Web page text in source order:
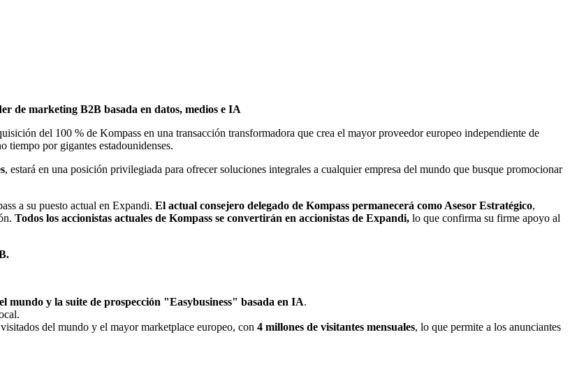
de marketing B2B basada en datos, medios e IA
del 100 % de Kompass en una transacción transformadora que crea el mayor proveedor europeo independiente de
tiempo por gigantes estadounidenses.
, estará en una posición privilegiada para ofrecer soluciones integrales a cualquier empresa del mundo que busque promocionar
a su puesto actual en Expandi. El actual consejero delegado de Kompass permanecerá como Asesor Estratégico,
Todos los accionistas actuales de Kompass se convertirán en accionistas de Expandi, lo que confirma su firme apoyo al
mundo y la suite de prospección "Easybusiness" basada en IA.
del mundo y el mayor marketplace europeo, con 4 millones de visitantes mensuales, lo que permite a los anunciantes